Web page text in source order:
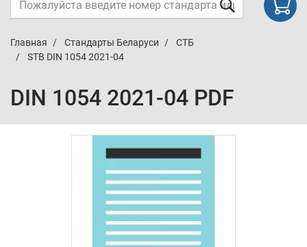
Главная Стандарты Беларуси
СТБ
STB DIN 1054 2021-04
DIN 1054 2021-04 PDF